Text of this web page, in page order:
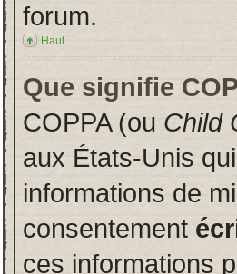
forum.
Haut
Que signifie
COPPA (ou Child
aux États-Unis
informations de
consentement
ces informations